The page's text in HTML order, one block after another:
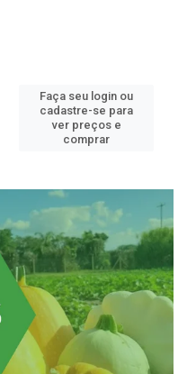
Faça seu login ou
cadastre-se para
ver preços e
comprar